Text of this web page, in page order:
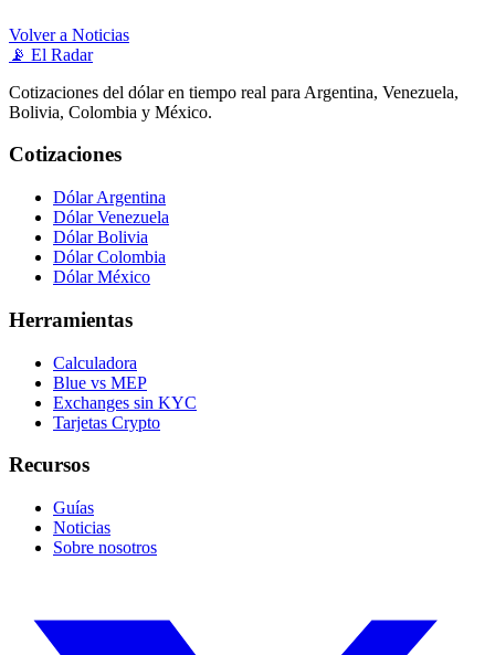
Volver a Noticias
📡 El Radar
Cotizaciones del dólar en tiempo real para Argentina, Venezuela,
Bolivia, Colombia y México.
Cotizaciones
Dólar Argentina
Dólar Venezuela
Dólar Bolivia
Dólar Colombia
Dólar México
Herramientas
Calculadora
Blue vs MEP
Exchanges sin KYC
Tarjetas Crypto
Recursos
Guías
Noticias
Sobre nosotros